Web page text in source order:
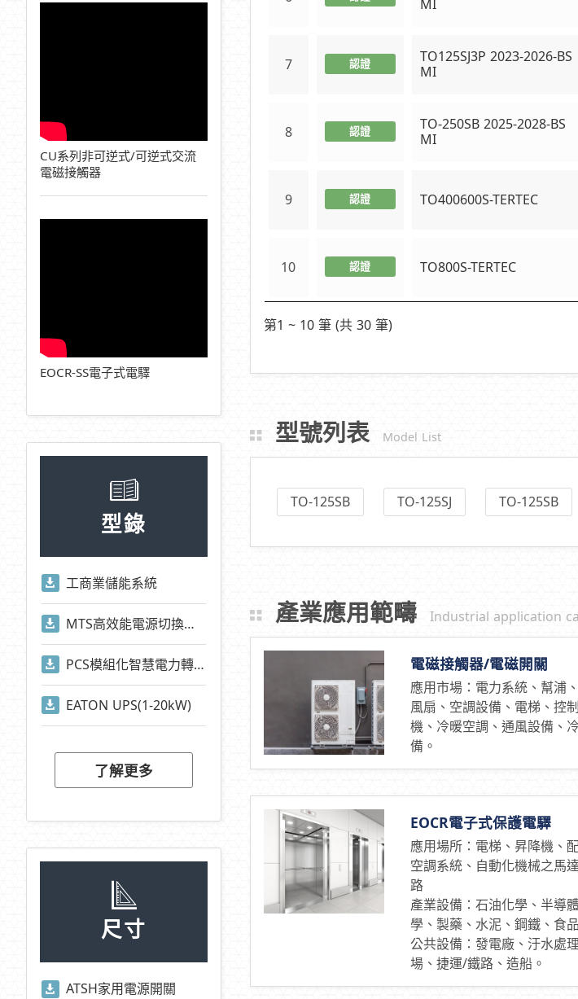
CU系列非可逆式/可逆式交流
電磁接觸器
EOCR-SS電子式電驛
型錄
工商業儲能系統
MTS高效能電源切換系統
PCS模組化智慧電力轉換系統
EATON UPS(1-20kW)
了解更多
尺寸
ATSH家用電源開關
MI
7 認證
TO125SJ3P 2023-2026-BS
MI
8 認證
TO-250SB 2025-2028-BS
MI
9 認證 TO400600S-TERTEC
10 認證 TO800S-TERTEC
第1 ~ 10 筆 (共 30 筆)
型號列表 Model List
TO-125SB TO-125SJ TO-125SB
產業應用範疇 Industrial application
電磁接觸器/電磁開關
應用市場：電力系統、幫浦
風扇、空調設備、電梯、控
機、冷暖空調、通風設備、
備。
EOCR電子式保護電驛
應用場所：電梯、昇降機、
空調系統、自動化機械之馬
路
產業設備：石油化學、半導
學、製藥、水泥、鋼鐵、食品
公共設備：發電廠、汙水處
場、捷運/鐵路、造船。